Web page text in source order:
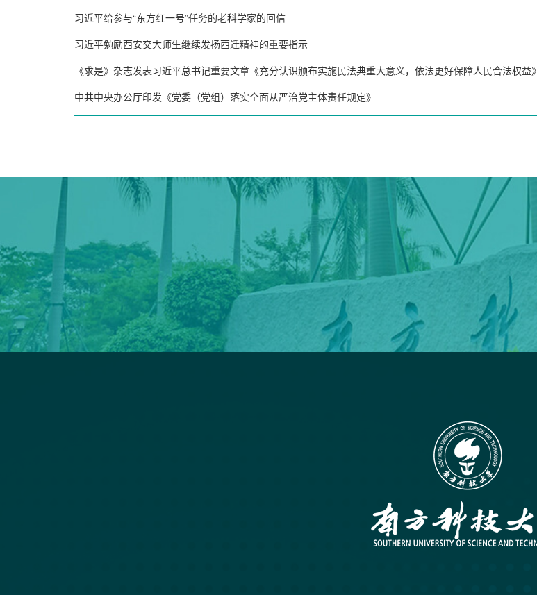
习近平给参与“东方红一号”任务的老科学家的回信
习近平勉励西安交大师生继续发扬西迁精神的重要指示
《求是》杂志发表习近平总书记重要文章《充分认识颁布实施民法典重大意义，依法更好保障人民合法权益》
中共中央办公厅印发《党委（党组）落实全面从严治党主体责任规定》